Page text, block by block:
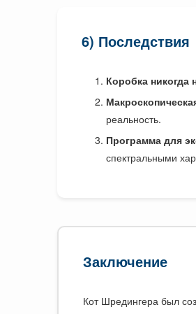
6) Последствия
Коробка никогда
реальность.
Программа для
спектральными
Заключение
Кот Шредингера был